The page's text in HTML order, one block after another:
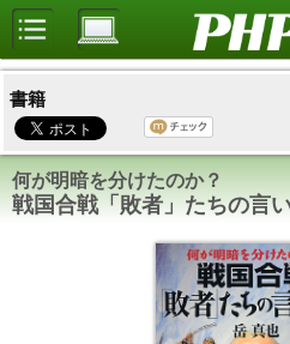
書籍
何が明暗を分けたのか？
戦国合戦「敗者」たちの言